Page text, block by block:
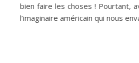
bien faire les choses ! Pourtant,
l’imaginaire américain qui nous